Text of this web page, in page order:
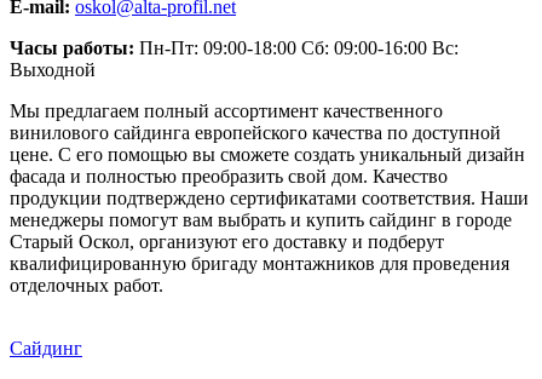
E-mail: oskol@alta-profil.net
Часы работы: Пн-Пт: 09:00-18:00 Сб: 09:00-16:00 Вс:
Выходной
Мы предлагаем полный ассортимент качественного
винилового сайдинга европейского качества по доступной
цене. С его помощью вы сможете создать уникальный дизайн
фасада и полностью преобразить свой дом. Качество
продукции подтверждено сертификатами соответствия. Наши
менеджеры помогут вам выбрать и купить сайдинг в городе
Старый Оскол, организуют его доставку и подберут
квалифицированную бригаду монтажников для проведения
отделочных работ.
Сайдинг